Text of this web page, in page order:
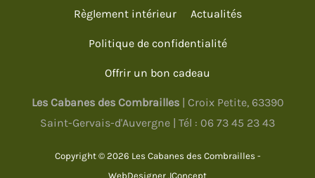
Règlement intérieur Actualités
Politique de confidentialité
Offrir un bon cadeau
Les Cabanes des Combrailles| Croix Petite, 63390
Saint-Gervais-d'Auvergne | Tél : 06 73 45 23 43
Copyright © 2026 Les Cabanes des Combrailles -
WebDesigner JConcept